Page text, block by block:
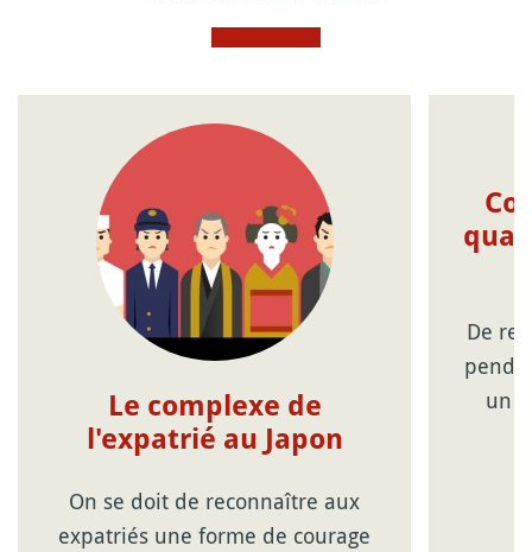
Le complexe de
l'expatrié au Japon
On se doit de reconnaître aux
expatriés une forme de courage
De
un